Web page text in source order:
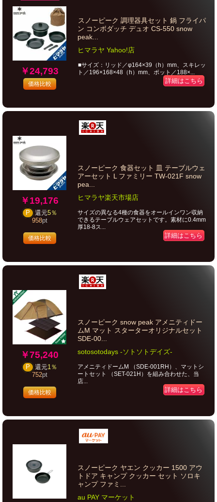
￥24,793
価格比較
スノーピーク 調理器具セット 鍋 フライパ
ン コンボダッチ デュオ CS-550 snow
peak...
ヒマラヤ Yahoo!店
■サイズ：リッド／φ164×39（h）mm、スキレッ
ト／196×168×48（h）mm、ポット／188×...
詳細はこちら
￥19,176
P 還元5％
958pt
価格比較
スノーピーク 食器セット 皿 テーブルウェ
アーセット L ファミリー TW-021F snow
pea...
ヒマラヤ楽天市場店
サイズの異なる4種の食器をオールインワン収納
できるテーブルウェアセットです。素材に0.4mm
厚18-8ス...
詳細はこちら
￥75,240
P 還元1％
752pt
価格比較
スノーピーク snow peak アメニティドー
ムM マット スターターオリジナルセット
SDE-00...
sotosotodays -ソトソトデイズ-
アメニティドームM （SDE-001RH）、マットシ
ートセット （SET-021H）を組み合わせた、当
店...
詳細はこちら
スノーピーク ヤエン クッカー 1500 アウ
トドア キャンプ クッカー セット ソロキ
ャンプ ファミ...
au PAY マーケット